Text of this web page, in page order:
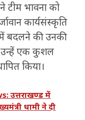
टीम भावना को
कार्यसंस्कृति
बदलने की उनकी
उन्हें एक कुशल
किया।
उत्तराखण्ड में
धामी ने दी